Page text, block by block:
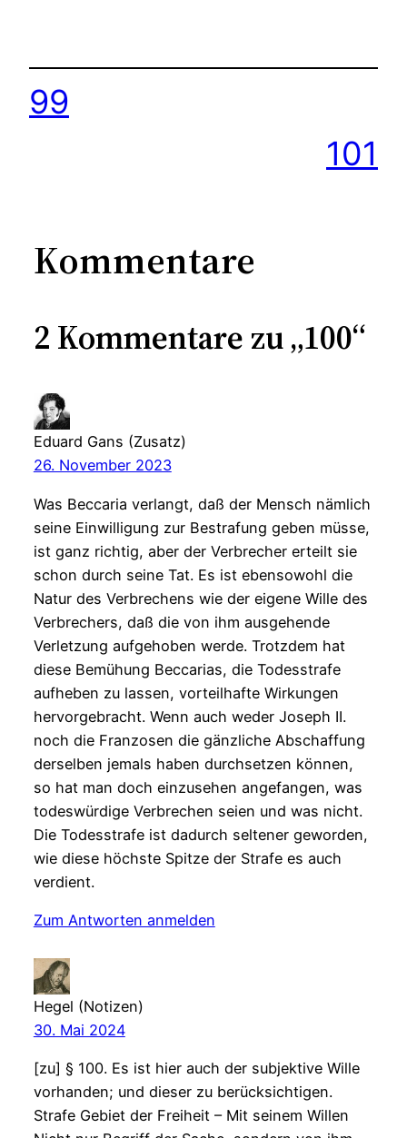
99
101
Kommentare
2 Kommentare zu „100“
Eduard Gans (Zusatz)
26. November 2023
Was Beccaria verlangt, daß der Mensch nämlich
seine Einwilligung zur Bestrafung geben müsse,
ist ganz richtig, aber der Verbrecher erteilt sie
schon durch seine Tat. Es ist ebensowohl die
Natur des Verbrechens wie der eigene Wille des
Verbrechers, daß die von ihm ausgehende
Verletzung aufgehoben werde. Trotzdem hat
diese Bemühung Beccarias, die Todesstrafe
aufheben zu lassen, vorteilhafte Wirkungen
hervorgebracht. Wenn auch weder Joseph II.
noch die Franzosen die gänzliche Abschaffung
derselben jemals haben durchsetzen können,
so hat man doch einzusehen angefangen, was
todeswürdige Verbrechen seien und was nicht.
Die Todesstrafe ist dadurch seltener geworden,
wie diese höchste Spitze der Strafe es auch
verdient.
Zum Antworten anmelden
Hegel (Notizen)
30. Mai 2024
[zu] § 100. Es ist hier auch der subjektive Wille
vorhanden; und dieser zu berücksichtigen.
Strafe Gebiet der Freiheit – Mit seinem Willen